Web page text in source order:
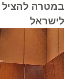
במטרה להציל
לישראל